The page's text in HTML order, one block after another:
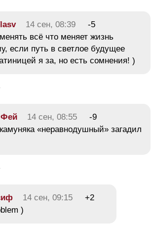
14 сен, 08:39
-5
всё что меняет жизнь
если путь в светлое будущее
я за, но есть сомнения! )
14 сен, 08:55
-9
«неравнодушный» загадил
14 сен, 09:15
+2
)